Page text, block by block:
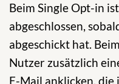
Beim Single Opt-in
abgeschlossen,
abgeschickt hat.
Nutzer zusätzlich
E-Mail anklicken, die